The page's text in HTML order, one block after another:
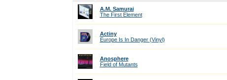
A.M. Samurai
The First Element
Actiny
Europe Is In Danger (Vinyl)
Anosphere
Field of Mutants